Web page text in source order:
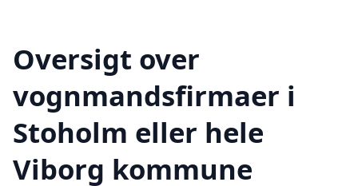
Oversigt over
vognmandsfirmaer i
Stoholm eller hele
Viborg kommune